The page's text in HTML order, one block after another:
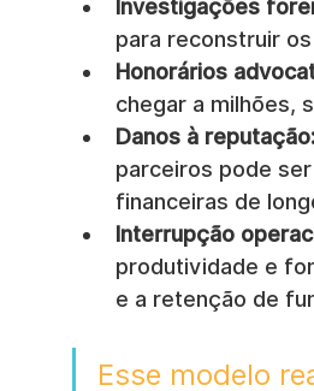
Investigações
para reconstruir
Honorários
chegar a milhões,
Danos à
parceiros pode
financeiras de
Interrupção
produtividade e
e a retenção de
Esse modelo